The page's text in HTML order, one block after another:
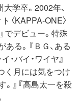
学卒。2002年、
〈KAPPA-ONE〉
でデビュー。特殊
る。『ＢＧ、ある
・バイ・ワイヤ』
く月には気をつけ
。』『高島太一を殺